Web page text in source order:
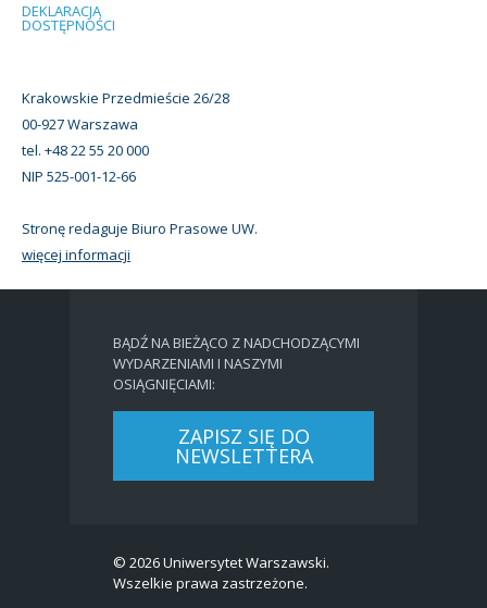
DEKLARACJA
DOSTĘPNOŚCI
Krakowskie Przedmieście 26/28
00-927 Warszawa
tel. +48 22 55 20 000
NIP 525-001-12-66
Stronę redaguje Biuro Prasowe UW.
więcej informacji
BĄDŹ NA BIEŻĄCO Z NADCHODZĄCYMI
WYDARZENIAMI I NASZYMI
OSIĄGNIĘCIAMI:
ZAPISZ SIĘ DO
NEWSLETTERA
© 2026 Uniwersytet Warszawski.
Wszelkie prawa zastrzeżone.